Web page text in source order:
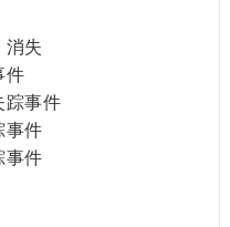
失
件
踪事件
事件
事件